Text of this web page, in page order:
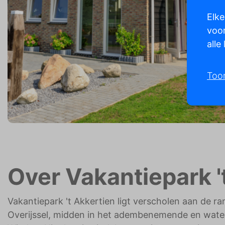
Over Vakantiepark
Vakantiepark 't Akkertien ligt verscholen aan de
Overijssel, midden in het adembenemende en
alle